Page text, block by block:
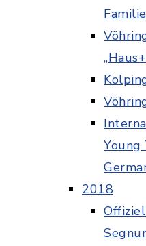
Young
2018